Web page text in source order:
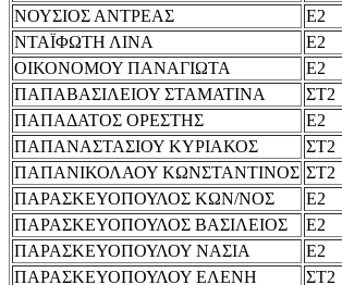
ΝΟΥΣΙΟΣ ΑΝΤΡΕΑΣ
Ε2
ΝΤΑΪΦΩΤΗ ΛΙΝΑ
Ε2
ΟΙΚΟΝΟΜΟΥ ΠΑΝΑΓΙΩΤΑ
Ε2
ΠΑΠΑΒΑΣΙΛΕΙΟΥ ΣΤΑΜΑΤΙΝΑ
ΣΤ2
ΠΑΠΑΔΑΤΟΣ ΟΡΕΣΤΗΣ
Ε2
ΠΑΠΑΝΑΣΤΑΣΙΟΥ ΚΥΡΙΑΚΟΣ
ΣΤ2
ΠΑΠΑΝΙΚΟΛΑΟΥ ΚΩΝΣΤΑΝΤΙΝΟΣ ΣΤ2
ΠΑΡΑΣΚΕΥΟΠΟΥΛΟΣ ΚΩΝ/ΝΟΣ
Ε2
ΠΑΡΑΣΚΕΥΟΠΟΥΛΟΣ ΒΑΣΙΛΕΙΟΣ
Ε2
ΠΑΡΑΣΚΕΥΟΠΟΥΛΟΥ ΝΑΣΙΑ
Ε2
ΠΑΡΑΣΚΕΥΟΠΟΥΛΟΥ ΕΛΕΝΗ
ΣΤ2